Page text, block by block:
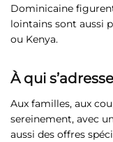
Dominicaine
lointains sont aussi
ou Kenya.
À qui
Aux familles, aux
sereinement, avec
aussi des offres